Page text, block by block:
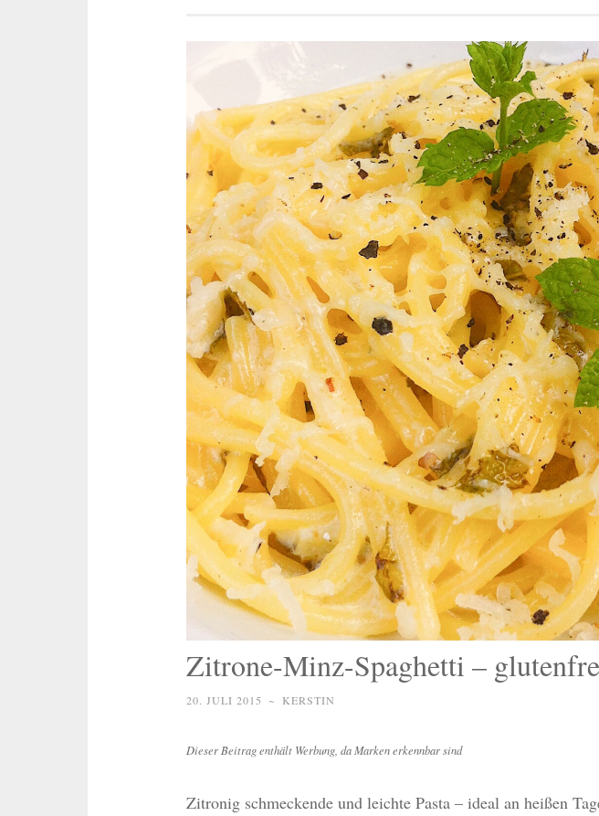
Zitrone-Minz-Spaghetti –
20. JULI 2015 ~ KERSTIN
Dieser Beitrag enthält Werbung, da Marken erkennbar sind
Zitronig schmeckende und leichte Pasta – ideal an heißen